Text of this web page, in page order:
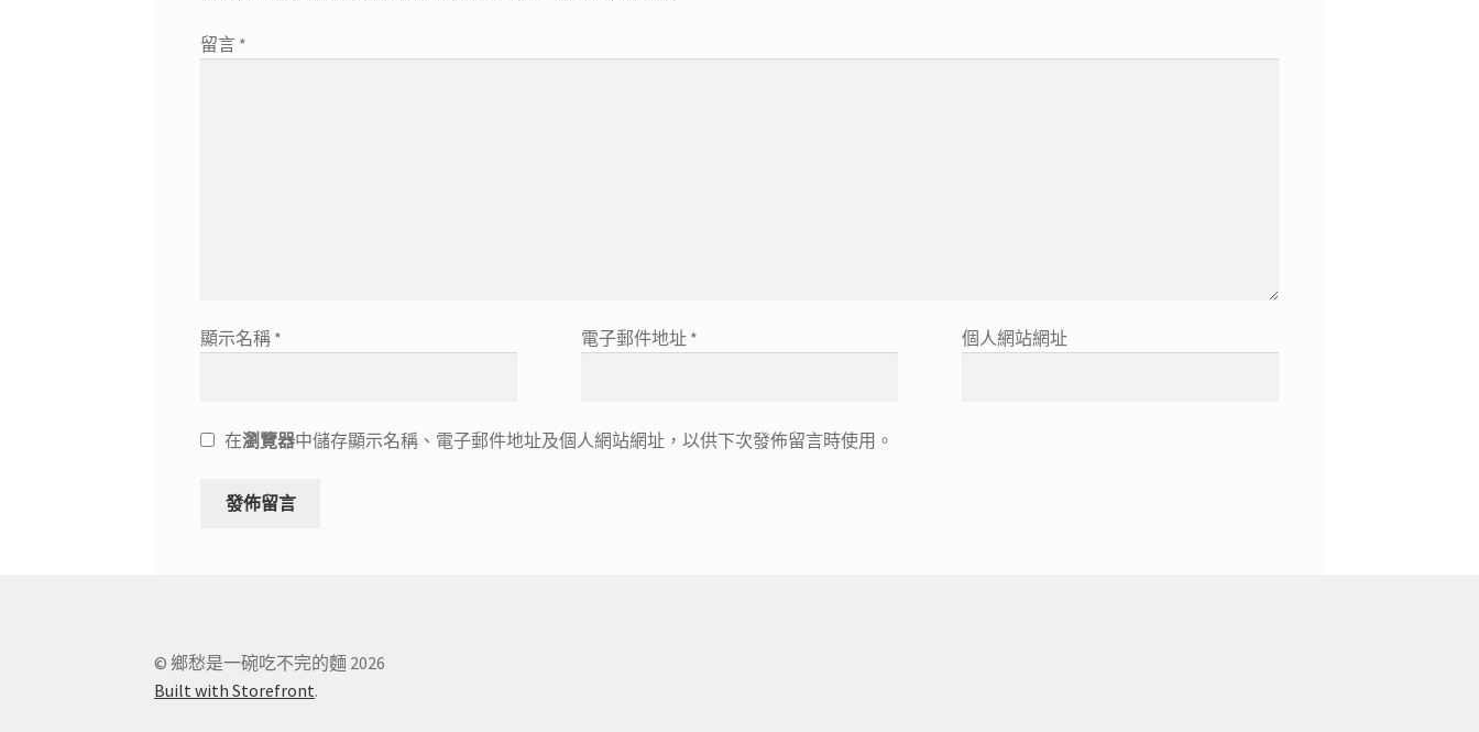
留言 *
顯示名稱 * 電子郵件地址 * 個人網站網址
在瀏覽器中儲存顯示名稱、電子郵件地址及個人網站網址，以供下次發佈留言時使用。
© 鄉愁是一碗吃不完的麵 2026
Built with Storefront.